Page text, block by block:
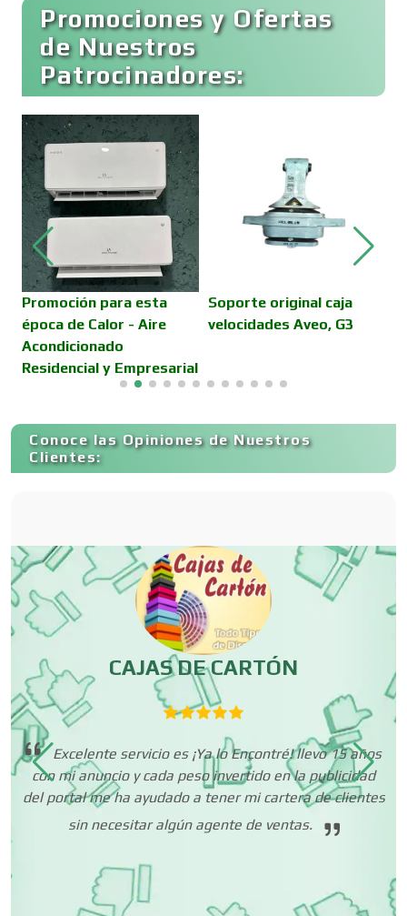
Cafeterías
Cajas de Ahorro
Cámaras de Comercio
Camiones para Fletes
Cancelería de Aluminio
Capacitación
Carpinterías
Centros Comerciales
Centros de Espectáculos
Centros de Nutrición
Centros Turísticos
Cerrajerías
Promociones y Ofertas
de Nuestros
Patrocinadores:
Promoción para esta
época de Calor - Aire
Acondicionado
Residencial y Empresarial
Soporte original caja
velocidades Aveo, G3
Conoce las Opiniones de Nuestros
Clientes:
CAJAS DE CARTÓN
Excelente servicio es ¡Ya lo Encontré! llevo 15 años
con mi anuncio y cada peso invertido en la publicidad
del portal me ha ayudado a tener mi cartera de clientes
sin necesitar algún agente de ventas.